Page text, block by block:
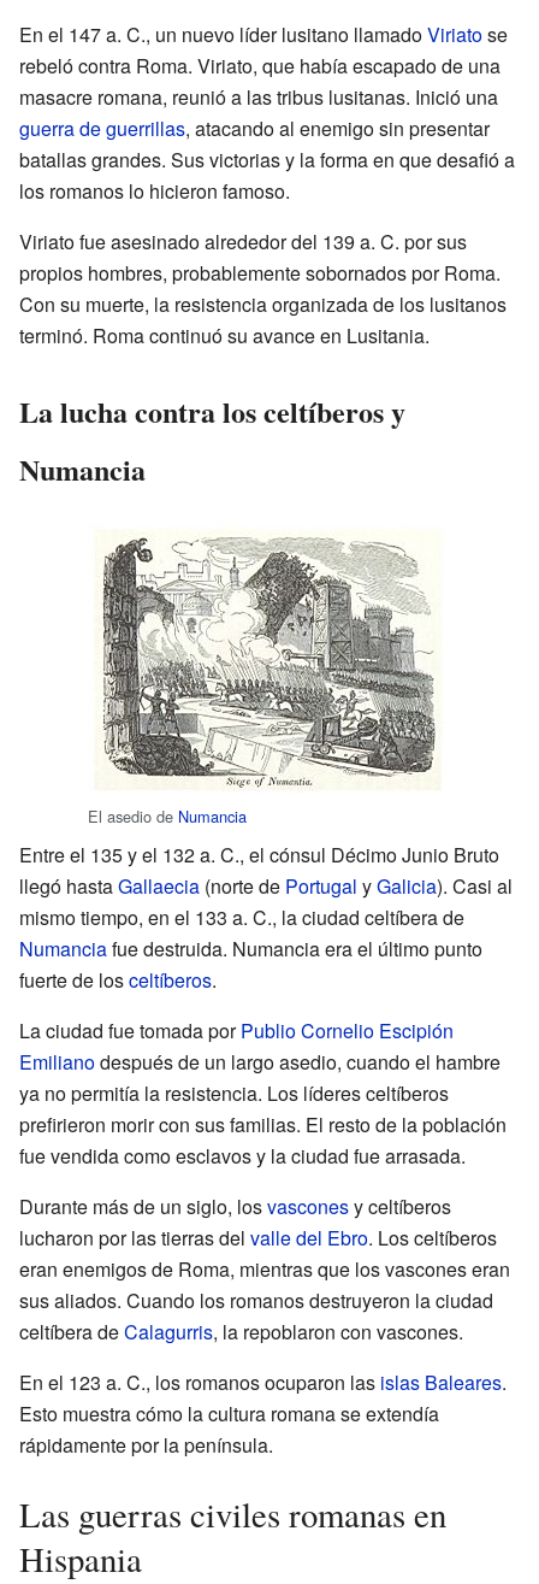
En el 147 a. C., un nuevo líder lusitano llamadoViriatose
rebeló contra Roma. Viriato, que había escapado de una
masacre romana, reunió a las tribus lusitanas. Inició una
guerra de guerrillas, atacando al enemigo sin presentar
batallas grandes. Sus victorias y la forma en que desafió a
los romanos lo hicieron famoso.
Viriato fue asesinado alrededor del 139 a. C. por sus
propios hombres, probablemente sobornados por Roma.
Con su muerte, la resistencia organizada de los lusitanos
terminó. Roma continuó su avance en Lusitania.
La lucha contra los celtíberos y
Numancia
El asedio de Numancia
Entre el 135 y el 132 a. C., el cónsul Décimo Junio Bruto
llegó hastaGallaecia (norte de Portugal yGalicia). Casi al
mismo tiempo, en el 133 a. C., la ciudad celtíbera de
Numanciafue destruida. Numancia era el último punto
fuerte de losceltíberos.
La ciudad fue tomada porPublio Cornelio Escipión
Emilianodespués de un largo asedio, cuando el hambre
ya no permitía la resistencia. Los líderes celtíberos
prefirieron morir con sus familias. El resto de la población
fue vendida como esclavos y la ciudad fue arrasada.
Durante más de un siglo, losvasconesy celtíberos
lucharon por las tierras del valle del Ebro. Los celtíberos
eran enemigos de Roma, mientras que los vascones eran
sus aliados. Cuando los romanos destruyeron la ciudad
celtíbera deCalagurris, la repoblaron con vascones.
En el 123 a. C., los romanos ocuparon las islas Baleares.
Esto muestra cómo la cultura romana se extendía
rápidamente por la península.
Las guerras civiles romanas en
Hispania